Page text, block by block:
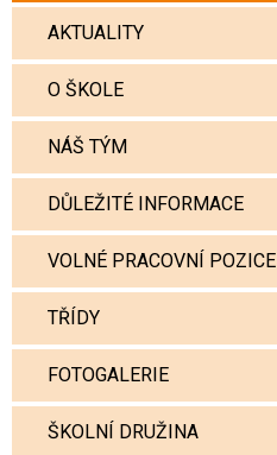
AKTUALITY
O ŠKOLE
NÁŠ TÝM
DŮLEŽITÉ INFORMACE
VOLNÉ PRACOVNÍ POZICE
TŘÍDY
FOTOGALERIE
ŠKOLNÍ DRUŽINA